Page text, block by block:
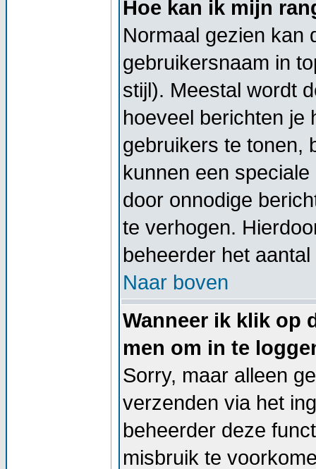
Hoe kan ik mijn
Normaal gezien kan
gebruikersnaam in
stijl). Meestal wordt
hoeveel berichten je
gebruikers te tonen,
kunnen een
door onnodige
te verhogen.
beheerder het
Naar boven
Wanneer ik klik op
men om in te
Sorry, maar alleen
verzenden via het
beheerder deze
misbruik te